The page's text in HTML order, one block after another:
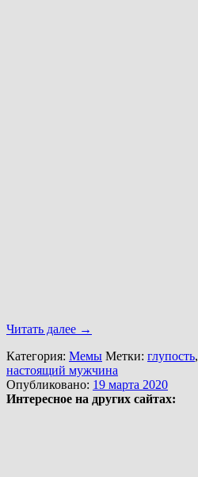
Читать далее →
Категория: Мемы Метки: глупость,
настоящий мужчина
Опубликовано: 19 марта 2020
Интересное на других сайтах: